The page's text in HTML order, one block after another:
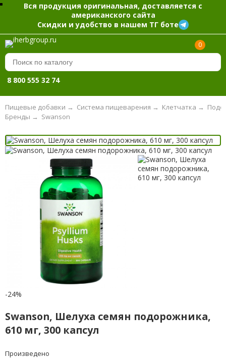
Вся продукция оригинальная, доставляется с
американского сайта
Скидки и удобство в нашем ТГ боте
0
8 800 555 32 74
Пищевые добавки → Система пищеварения → Клетчатка →
Swanson
Бренды →
-24%
Swanson, Шелуха семян подорожника,
610 мг, 300 капсул
Произведено